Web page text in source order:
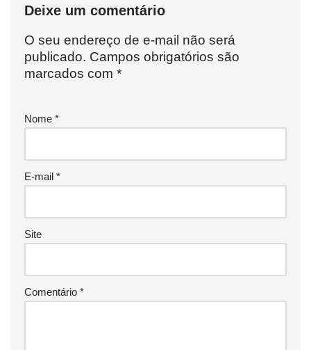
Deixe um comentário
O seu endereço de e-mail não será
publicado. Campos obrigatórios são
marcados com *
Nome *
E-mail *
Site
Comentário *